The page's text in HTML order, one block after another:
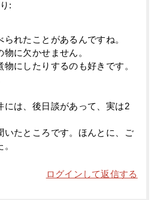
:
られたことがあるんですね。
に欠かせません。
にしたりするのも好きです。
には、後日談があって、実は2
いたところです。ほんとに、ご
ログインして返信する